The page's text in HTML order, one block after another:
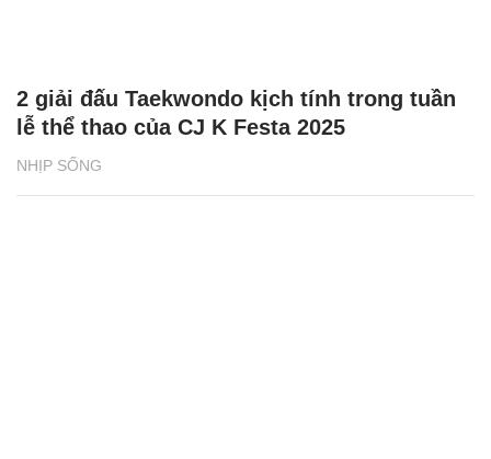
NHỊP SỐNG
2 giải đấu Taekwondo kịch tính trong tuần
lễ thể thao của CJ K Festa 2025